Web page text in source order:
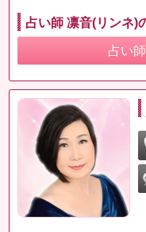
占い師 凛音(リンネ)
占い